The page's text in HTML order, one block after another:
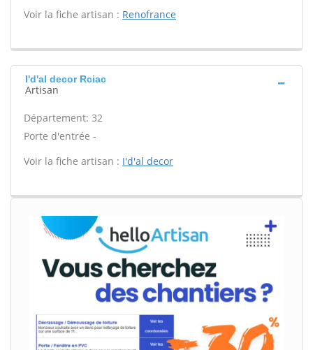
Voir la fiche artisan : Renofrance
I'd'al decor Rciac
Artisan
Département: 32
Porte d'entrée -
Voir la fiche artisan : I'd'al decor